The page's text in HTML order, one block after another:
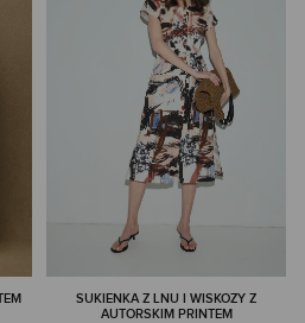
SUKIENKA Z LNU I WISKOZY Z
AUTORSKIM PRINTEM